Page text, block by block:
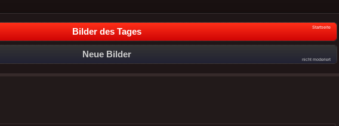
Bilder des Tages Startseite
Neue Bilder
nicht moderiert